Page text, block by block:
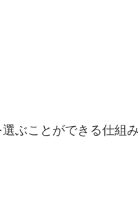
ぶことができる仕組